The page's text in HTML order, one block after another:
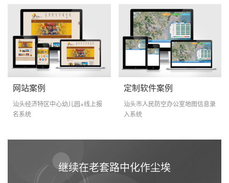
网站案例
汕头经济特区中心幼儿园+线上报
名系统
定制软件案例
汕头市人民防空办公室地图信息录
入系统
继续在老套路中化作尘埃